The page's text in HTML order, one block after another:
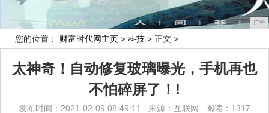
广告
您的位置： 财富时代网主页 > 科技 > 正文 >
太神奇！自动修复玻璃曝光，手机再也
不怕碎屏了！!
发布时间：2021-02-09 08:49:11 来源：互联网 阅读：1317